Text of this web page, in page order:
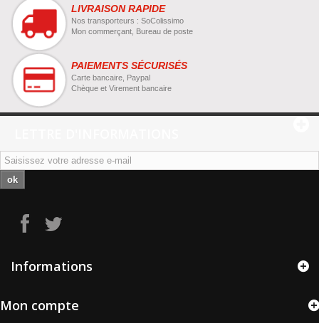
LIVRAISON RAPIDE
Nos transporteurs : SoColissimo
Mon commerçant, Bureau de poste
PAIEMENTS SÉCURISÉS
Carte bancaire, Paypal
Chèque et Virement bancaire
ok
Informations
Mon compte